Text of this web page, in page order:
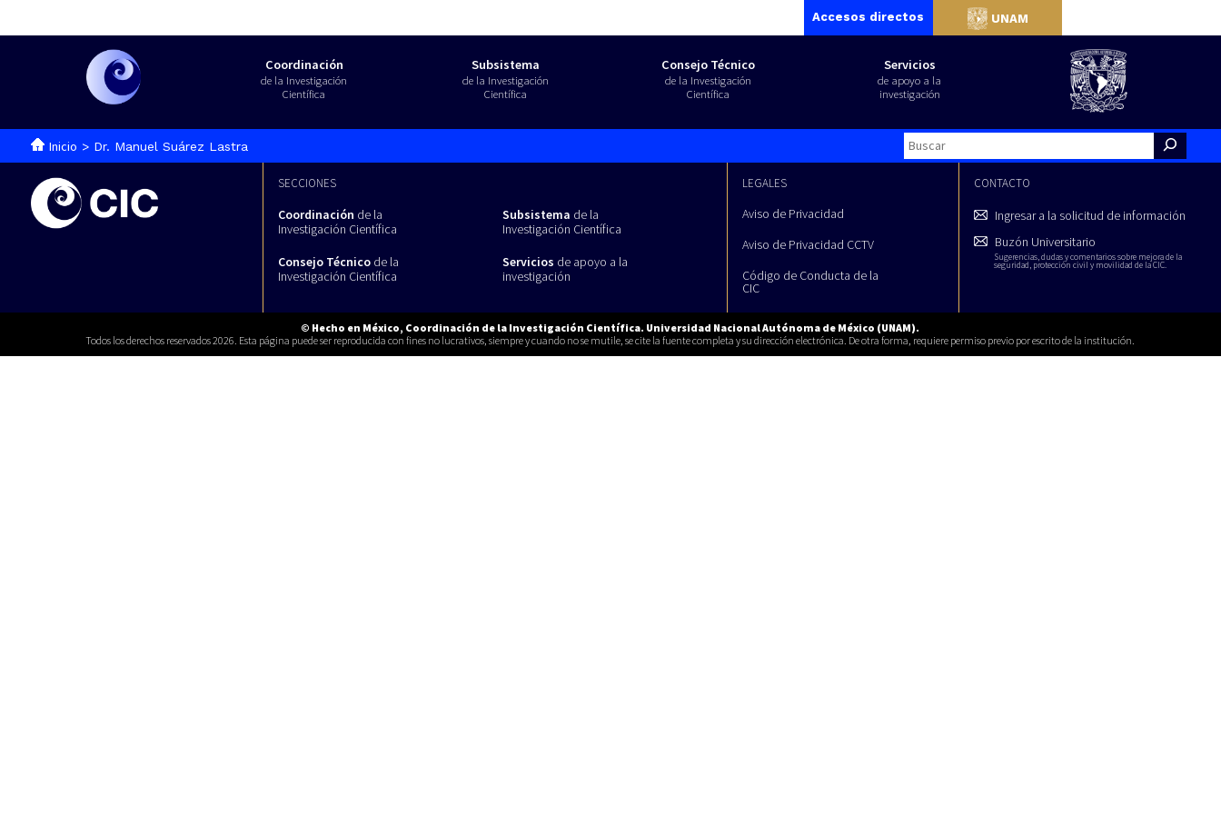
Accesos directos UNAM
Coordinación
de la Investigación
Científica
Subsistema
de la Investigación
Científica
Consejo Técnico
de la Investigación
Científica
Servicios
de apoyo a la
investigación
Inicio > Dr. Manuel Suárez Lastra
Search
SECCIONES
Coordinación de la
Investigación Científica
Subsistema de la
Investigación Científica
Consejo Técnicode la
Investigación Científica
Servicios de apoyo a la
investigación
LEGALES
Aviso de Privacidad
Aviso de Privacidad CCTV
Código de Conducta de la
CIC
CONTACTO
Ingresar a la solicitud de información
Buzón Universitario
Sugerencias, dudas y comentarios sobre mejora de la
seguridad, protección civil y movilidad de la CIC.
© Hecho en México, Coordinación de la Investigación Científica. Universidad Nacional Autónoma de México (UNAM).
Todos los derechos reservados 2026. Esta página puede ser reproducida con fines no lucrativos, siempre y cuando no se mutile, se cite la fuente completa y su dirección electrónica. De otra forma, requiere permiso previo por escrito de la institución.